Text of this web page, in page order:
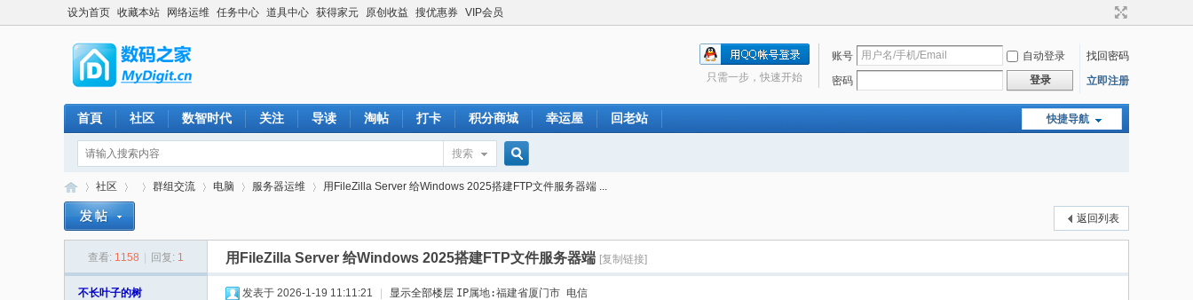
设为首页 收藏本站 网络运维 任务中心 道具中心 获得家元 原创收益 搜优惠券 VIP会员
账号 自动登录
找回密码
密码
登录 立即注册
只需一步，快速开始
快捷导航
首頁 社区 数智时代 关注 导读 淘帖 打卡 积分商城 幸运屋 回老站
搜索
搜
索
社区
› ›
群组交流 电脑
›
服务器运维
›
用FileZilla Server 给Windows 2025搭建FTP文件服务器端 ...
返回列表
查看: 1158 回复: 1 用FileZilla Server 给Windows 2025搭建FTP文件服务器端 [复制链接]
不长叶子的树 发表于 2026-1-19 11:11:21 显示全部楼层 IP属地:福建省厦门市 电信